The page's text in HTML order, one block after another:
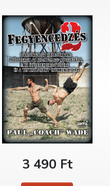
3 490 Ft